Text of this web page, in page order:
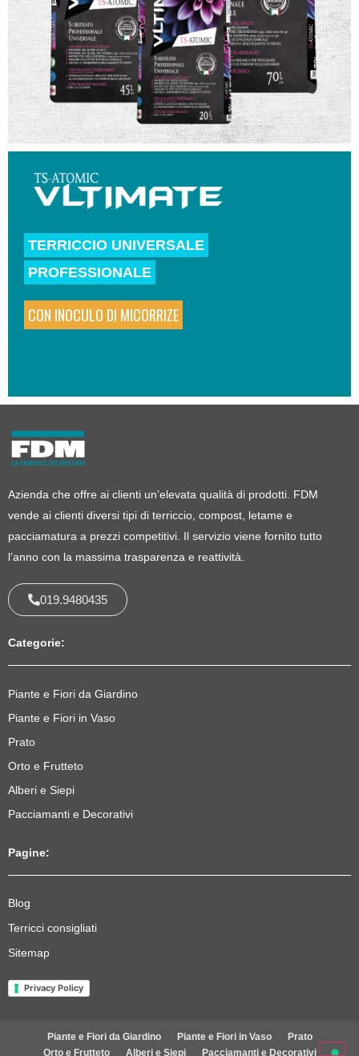
TERRICCIO UNIVERSALE
PROFESSIONALE
CON INOCULO DI MICORRIZE
Azienda che offre ai clienti un’elevata qualità di prodotti. FDM
vende ai clienti diversi tipi di terriccio, compost, letame e
pacciamatura a prezzi competitivi. Il servizio viene fornito tutto
l’anno con la massima trasparenza e reattività.
019.9480435
Categorie:
Piante e Fiori da Giardino
Piante e Fiori in Vaso
Prato
Orto e Frutteto
Alberi e Siepi
Pacciamanti e Decorativi
Pagine:
Blog
Terricci consigliati
Sitemap
Privacy Policy
Piante e Fiori da Giardino Piante e Fiori in Vaso
Prato
Orto e Frutteto
Alberi e Siepi Pacciamanti e Decorativi